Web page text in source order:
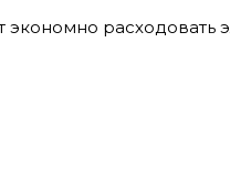
расходовать